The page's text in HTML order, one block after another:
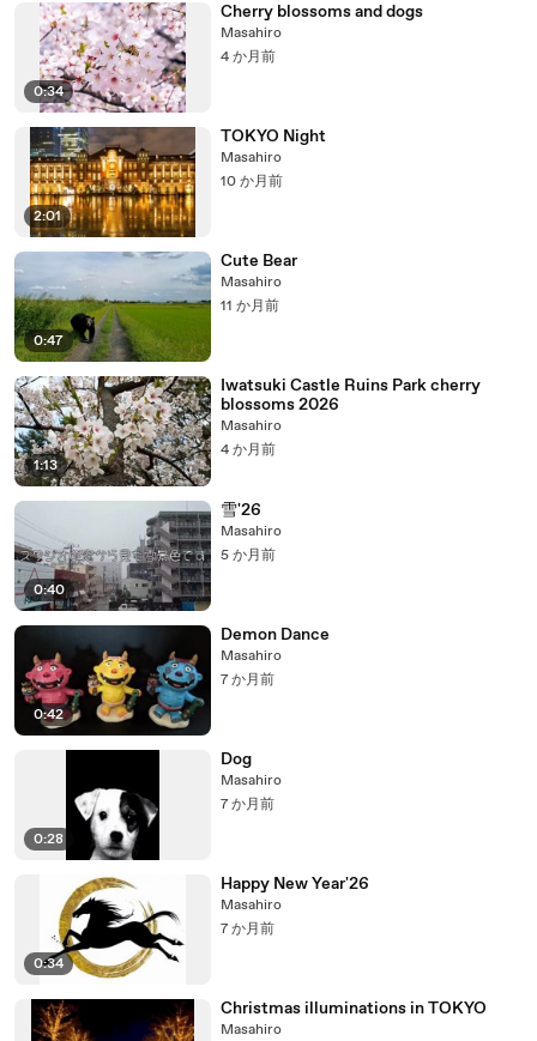
0:34
Cherry blossoms and dogs
Masahiro
4 か月前
2:01
TOKYO Night
Masahiro
10 か月前
0:47
Cute Bear
Masahiro
11 か月前
1:13
Iwatsuki Castle Ruins Park cherry
blossoms 2026
Masahiro
4 か月前
0:40
雪'26
Masahiro
5 か月前
0:42
Demon Dance
Masahiro
7 か月前
0:28
Dog
Masahiro
7 か月前
0:34
Happy New Year'26
Masahiro
7 か月前
Christmas illuminations in TOKYO
Masahiro